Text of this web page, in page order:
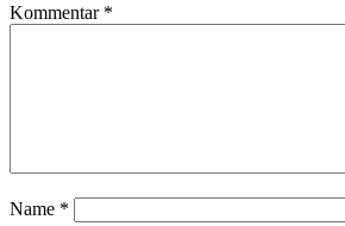
Kommentar *
Name *